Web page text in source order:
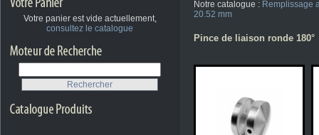
Votre panier est vide actuellement,
consultez le catalogue
Notre catalogue : Remplissage
20.52 mm
Pince de liaison ronde 180°